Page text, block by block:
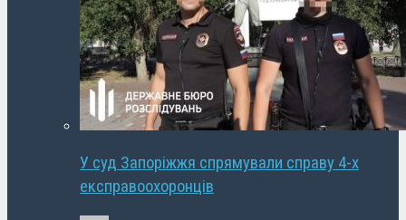
У суд Запоріжжя спрямували справу 4-х
експравоохоронців